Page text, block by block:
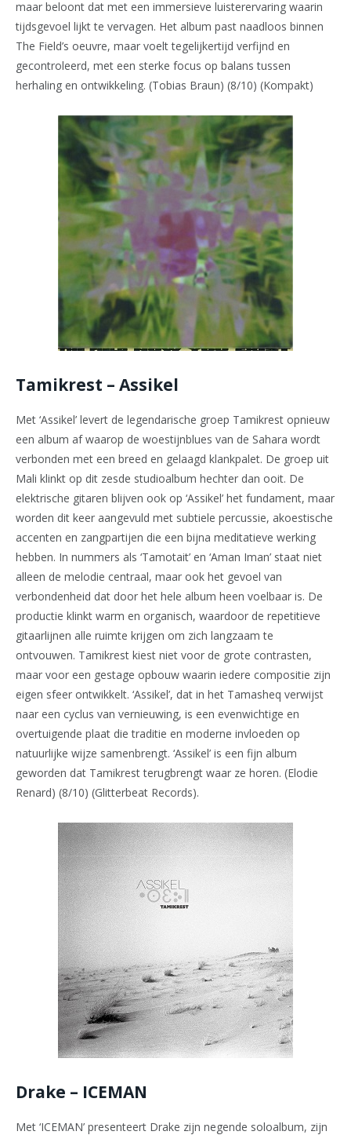
maar beloont dat met een immersieve luisterervaring waarin
tijdsgevoel lijkt te vervagen. Het album past naadloos binnen
The Field’s oeuvre, maar voelt tegelijkertijd verfijnd en
gecontroleerd, met een sterke focus op balans tussen
herhaling en ontwikkeling. (Tobias Braun) (8/10) (Kompakt)
Tamikrest – Assikel
Met ‘Assikel’ levert de legendarische groep Tamikrest opnieuw
een album af waarop de woestijnblues van de Sahara wordt
verbonden met een breed en gelaagd klankpalet. De groep uit
Mali klinkt op dit zesde studioalbum hechter dan ooit. De
elektrische gitaren blijven ook op ‘Assikel’ het fundament, maar
worden dit keer aangevuld met subtiele percussie, akoestische
accenten en zangpartijen die een bijna meditatieve werking
hebben. In nummers als ‘Tamotait’ en ‘Aman Iman’ staat niet
alleen de melodie centraal, maar ook het gevoel van
verbondenheid dat door het hele album heen voelbaar is. De
productie klinkt warm en organisch, waardoor de repetitieve
gitaarlijnen alle ruimte krijgen om zich langzaam te
ontvouwen. Tamikrest kiest niet voor de grote contrasten,
maar voor een gestage opbouw waarin iedere compositie zijn
eigen sfeer ontwikkelt. ‘Assikel’, dat in het Tamasheq verwijst
naar een cyclus van vernieuwing, is een evenwichtige en
overtuigende plaat die traditie en moderne invloeden op
natuurlijke wijze samenbrengt. ‘Assikel’ is een fijn album
geworden dat Tamikrest terugbrengt waar ze horen. (Elodie
Renard) (8/10) (Glitterbeat Records).
Drake – ICEMAN
Met ‘ICEMAN’ presenteert Drake zijn negende soloalbum, zijn